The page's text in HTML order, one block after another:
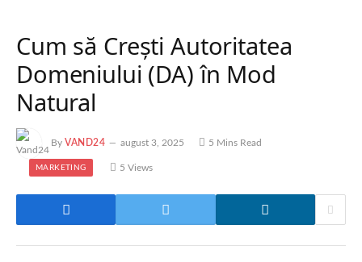
Cum să Crești Autoritatea
Domeniului (DA) în Mod
Natural
By VAND24 august 3, 2025 5 Mins Read
MARKETING 5 Views